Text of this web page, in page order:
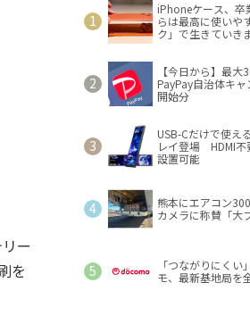
ー
を
iPhoneケース、卒
らは最高に使いや
ク」で生きていきま
【今日から】最大
PayPay自治体キ
開始分
USB-Cだけで使え
レイ登場 HDMI不
設置可能
熊本にエアコン
カメラに称賛「大
「つながりにく
モ、最新基地局を